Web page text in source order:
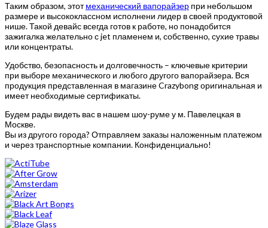
Таким образом, этотмеханический вапорайзер при небольшом
размере и высококлассном исполнени лидер в своей продуктовой
нише. Такой девайс всегда готов к работе, но понадобится
зажигалка желательно с jet пламенем и, собственно, сухие травы
или концентраты.
Удобство, безопасность и долговечность – ключевые критерии
при выборе механического и любого другого вапорайзера. Вся
продукция представленная в магазине Crazybong оригинальная и
имеет необходимые сертификаты.
Будем рады видеть вас в нашем шоу-руме у м. Павелецкая в
Москве.
Вы из другого города? Отправляем заказы наложенным платежом
и через транспортные компании. Конфиденциально!